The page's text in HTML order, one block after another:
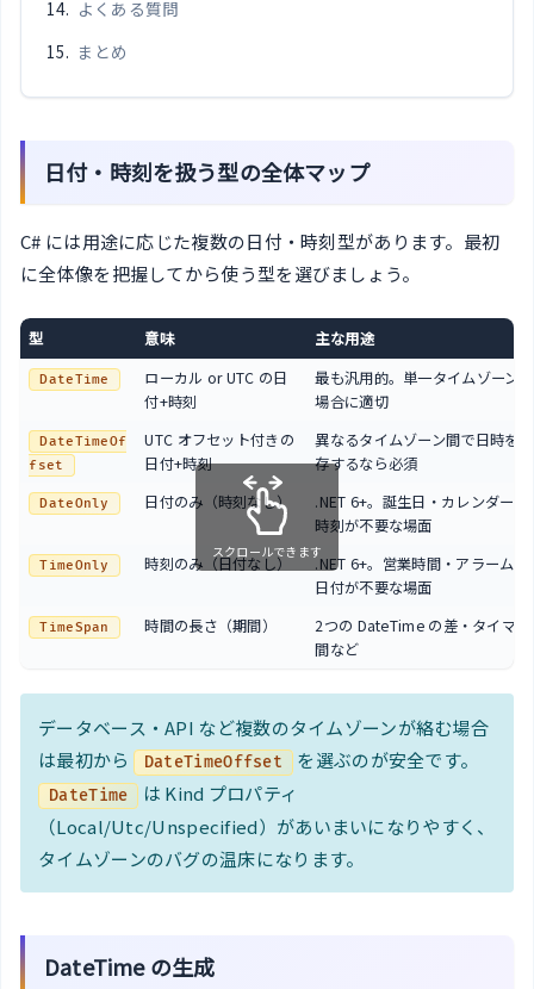
よくある質問
まとめ
日付・時刻を扱う型の全体マップ
C# には用途に応じた複数の日付・時刻型があります。最初
に全体像を把握してから使う型を選びましょう。
型 意味 主な用途
DateTime
ローカル or UTC の日
付+時刻
最も汎用的。単一タイムゾーン
場合に適切
DateTimeOf
fset
UTC オフセット付きの
日付+時刻
異なるタイムゾーン間で日時を
存するなら必須
DateOnly 日付のみ（時刻なし）
.NET 6+。誕生日・カレンダー日
時刻が不要な場面
TimeOnly 時刻のみ（日付なし）
.NET 6+。営業時間・アラーム時
日付が不要な場面
TimeSpan 時間の長さ（期間）
2つの DateTime の差・タイマ
間など
スクロールできます
データベース・API など複数のタイムゾーンが絡む場合
は最初から
DateTimeOffset を選ぶのが安全です。
DateTime
は Kind プロパティ
（Local/Utc/Unspecified）があいまいになりやすく、
タイムゾーンのバグの温床になります。
DateTime の生成